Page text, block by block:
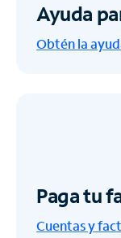
Ayuda
Obtén la
Paga tu
Cuentas y